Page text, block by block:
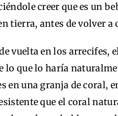
creer que es un
tierra, antes de volver a
vuelta en los arrecifes,
lo que lo haría
en una granja de coral,
que el coral